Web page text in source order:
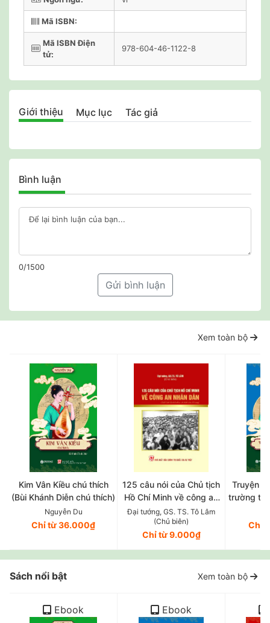
Mã ISBN:
Mã ISBN Điện
tử:
978-604-46-1122-8
Giới thiệu Mục lục Tác giả
Bình luận
0/1500
Gửi bình luận
Xem toàn bộ
Kim Vân Kiều chú thích
(Bùi Khánh Diễn chú thích)
Nguyễn Du
Chỉ từ 36.000₫
125 câu nói của Chủ tịch
Hồ Chí Minh về công an
nhân dân (Xuất bản lần
thứ năm, có chỉnh sửa, bổ
sung)
Đại tướng, GS. TS. Tô Lâm
(Chủ biên)
Chỉ từ 9.000₫
Truyện
trường
Chỉ
Sách nổi bật Xem toàn bộ
Ebook Ebook